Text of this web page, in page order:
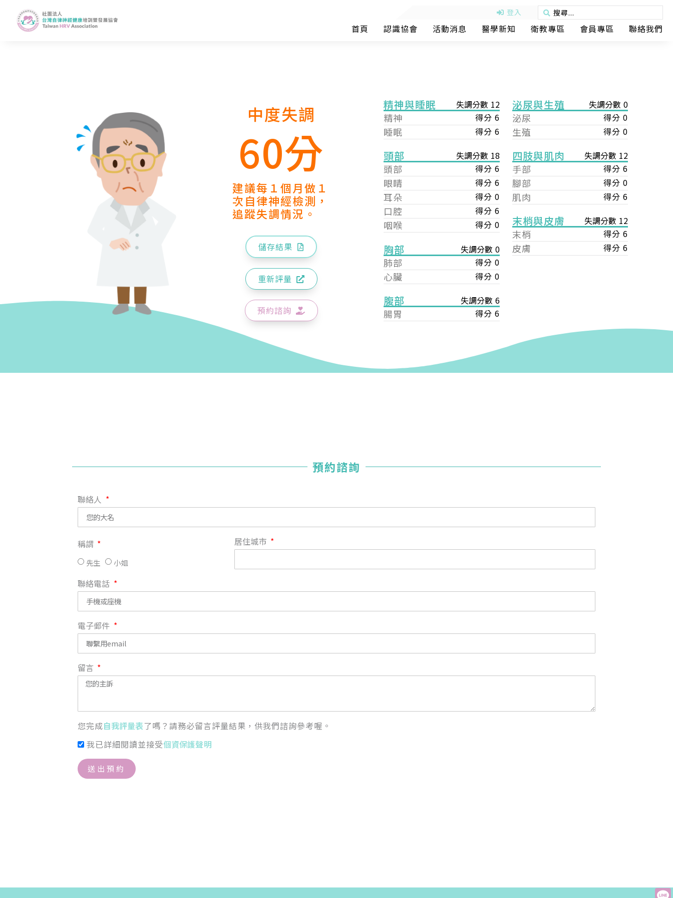
登入
首頁 認識協會 活動消息 醫學新知 衛教專區 會員專區 聯絡我們
中度失調
60分
建議每１個月做１
次自律神經檢測，
追蹤失調情況。
儲存結果
重新評量
預約諮詢
精神與睡眠 失調分數 12
精神 得分 6
睡眠 得分 6
頭部 失調分數 18
頭部 得分 6
眼睛 得分 6
耳朵 得分 0
口腔 得分 6
咽喉 得分 0
胸部 失調分數 0
肺部 得分 0
心臟 得分 0
腹部 失調分數 6
腸胃 得分 6
泌尿與生殖 失調分數 0
泌尿 得分 0
生殖 得分 0
四肢與肌肉 失調分數 12
手部 得分 6
腳部 得分 0
肌肉 得分 6
末梢與皮膚 失調分數 12
末梢 得分 6
皮膚 得分 6
預約諮詢
聯絡人
稱謂
先生 小姐
居住城市
聯絡電話
電子郵件
留言
您完成自我評量表了嗎？請務必留言評量結果，供我們諮詢參考喔。
我已詳細閱讀並接受個資保護聲明
送出預約
您好，您的會員申請，已成功送出，經本協會理事會審核
【會費】
入會費新臺幣1200元，於會員入會時繳納；常年會費1200
元，於每年度繳納。
戶名: 社團法人台灣自律神經健康培訓暨發展協會